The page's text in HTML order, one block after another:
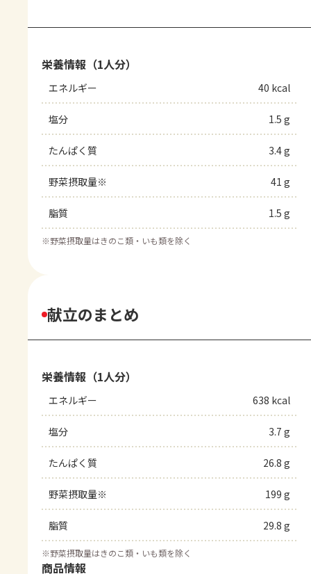
栄養情報（1人分）
エネルギー 40 kcal
塩分 1.5 g
たんぱく質 3.4 g
野菜摂取量※ 41 g
脂質 1.5 g
※野菜摂取量はきのこ類・いも類を除く
献立のまとめ
栄養情報（1人分）
エネルギー 638 kcal
塩分 3.7 g
たんぱく質 26.8 g
野菜摂取量※ 199 g
脂質 29.8 g
※野菜摂取量はきのこ類・いも類を除く
商品情報